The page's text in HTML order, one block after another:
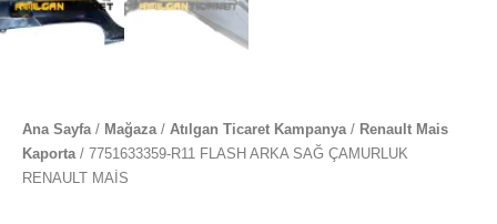
Ana Sayfa/ Mağaza/ Atılgan Ticaret Kampanya/ Renault Mais
Kaporta/ 7751633359-R11 FLASH ARKA SAĞ ÇAMURLUK
RENAULT MAİS